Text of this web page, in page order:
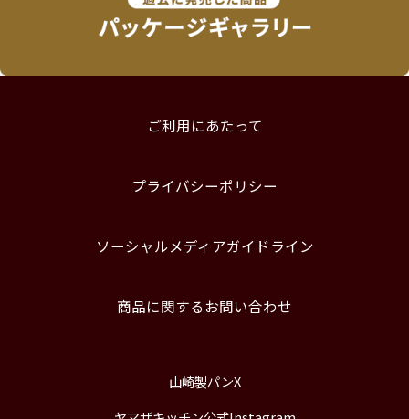
ご利用にあたって
プライバシーポリシー
ソーシャルメディアガイドライン
商品に関するお問い合わせ
山崎製パンX